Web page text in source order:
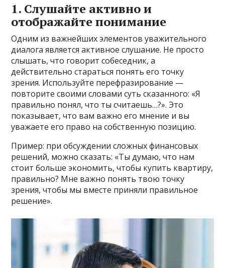
1. Слушайте активно и
отображайте понимание
Одним из важнейших элементов уважительного
диалога является активное слушание. Не просто
слышать, что говорит собеседник, а
действительно стараться понять его точку
зрения. Используйте перефразирование —
повторите своими словами суть сказанного: «Я
правильно понял, что ты считаешь…?». Это
показывает, что вам важно его мнение и вы
уважаете его право на собственную позицию.
Пример: при обсуждении сложных финансовых
решений, можно сказать: «Ты думаю, что нам
стоит больше экономить, чтобы купить квартиру,
правильно? Мне важно понять твою точку
зрения, чтобы мы вместе приняли правильное
решение».